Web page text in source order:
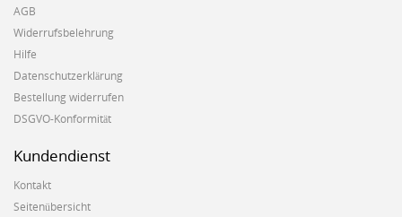
AGB
Widerrufsbelehrung
Hilfe
Datenschutzerklärung
Bestellung widerrufen
DSGVO-Konformität
Kundendienst
Kontakt
Seitenübersicht